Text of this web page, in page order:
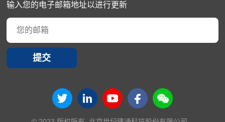
输入您的电子邮箱地址以进行更新
提交